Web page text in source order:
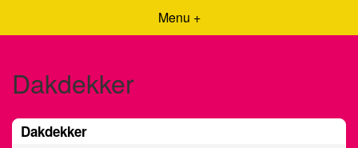
Menu +
Dakdekker
Dakdekker